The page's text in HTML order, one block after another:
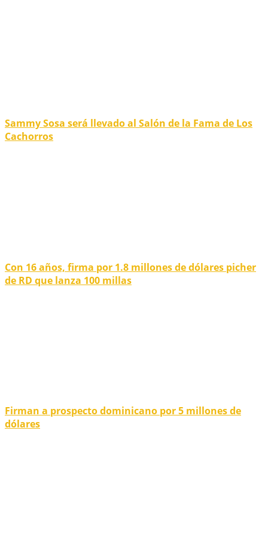
Sammy Sosa será llevado al Salón de la Fama de Los
Cachorros
Con 16 años, firma por 1.8 millones de dólares picher
de RD que lanza 100 millas
Firman a prospecto dominicano por 5 millones de
dólares